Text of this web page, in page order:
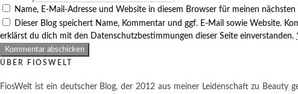
Name, E-Mail-Adresse und Website in diesem Browser für meinen
Dieser Blog speichert Name, Kommentar und ggf. E-Mail sowie Website.
erklärst du dich mit den Datenschutzbestimmungen dieser Seite einverstanden.
ÜBER FIOSWELT
FiosWelt ist ein deutscher Blog, der 2012 aus meiner Leidenschaft zu Beauty